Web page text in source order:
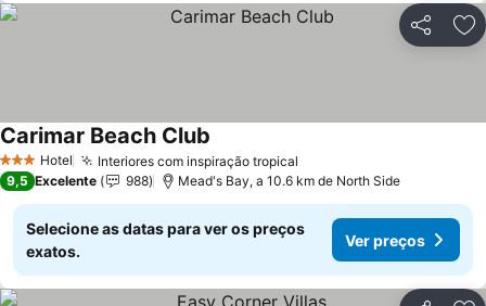
Partilhar
3 EstrelasHotel Interiores com inspiração tropical
Carimar Beach Club
9,5 Excelente 988 Mead's Bay, a 10.6 km de North Side
Selecione as datas para ver os preços
exatos.
Ver preços